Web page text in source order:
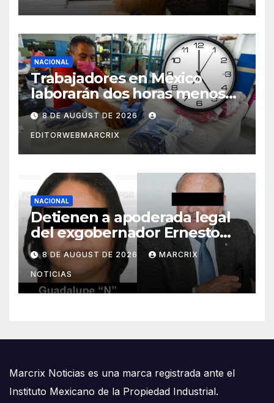
NACIONAL
Trabajadores en México
laborarán dos horas menos
desde 2027
8 DE AUGUST DE 2026
EDITORWEBMARCRIX
NACIONAL
Detienen a apoderada legal
del exgobernador Ernesto
Ruffo por presunto huachicol
8 DE AUGUST DE 2026 MARCRIX
NOTICIAS
Marcrix Noticias es una marca registrada ante el
Instituto Mexicano de la Propiedad Industrial.